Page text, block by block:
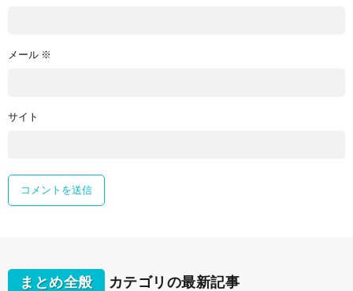
メール ※
サイト
まとめ全般 カテゴリの最新記事